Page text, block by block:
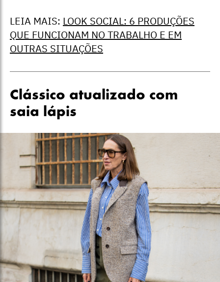
LEIA MAIS: LOOK SOCIAL: 6 PRODUÇÕES
QUE FUNCIONAM NO TRABALHO E EM
OUTRAS SITUAÇÕES
Clássico atualizado com
saia lápis